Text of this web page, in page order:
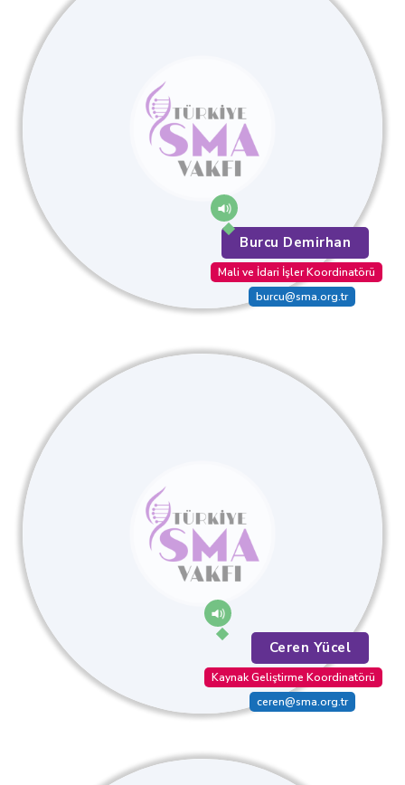
Burcu Demirhan
Mali ve İdari İşler Koordinatörü
burcu@sma.org.tr
Ceren Yücel
Kaynak Geliştirme Koordinatörü
ceren@sma.org.tr